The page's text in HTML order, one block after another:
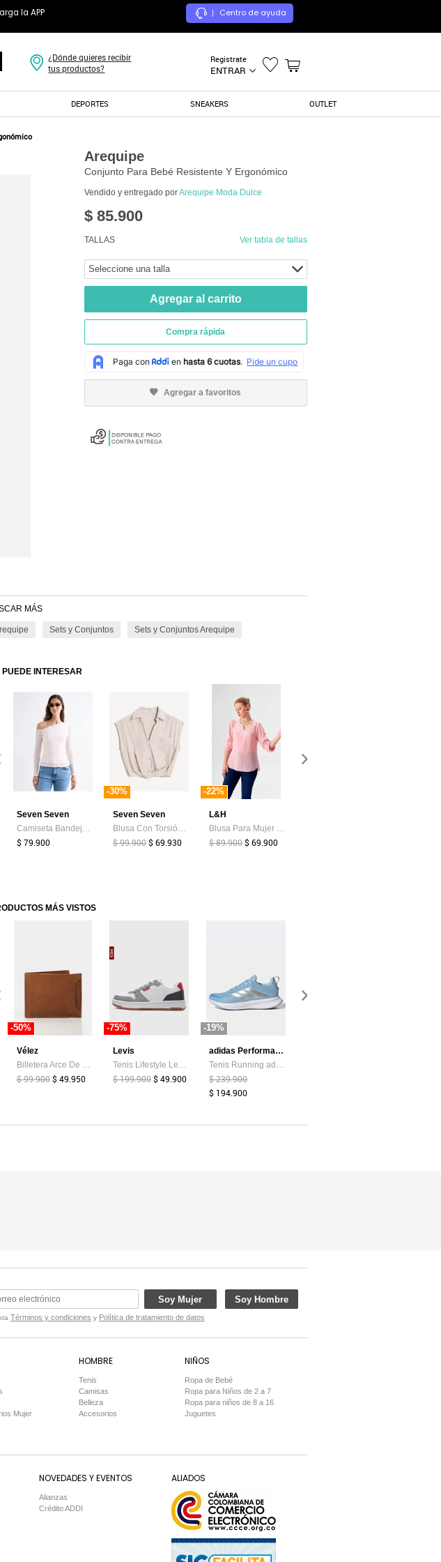
la APP | Centro de ayuda
Registrate
ENTRAR
¿Dónde quieres recibir
tus productos?
DEPORTES SNEAKERS OUTLET
Arequipe
Conjunto Para Bebé Resistente Y Ergonómico
Vendido y entregado porArequipe Moda Dulce
$ 85.900
TALLAS Ver tabla de tallas
Seleccione una talla
Agregar al carrito
Compra rápida
Agregar a favoritos
MÁS
Sets y Conjuntos Sets y Conjuntos Arequipe
PUEDE INTERESAR
Seven Seven
$ 79.900
-30%
Seven Seven
$ 99.900$ 69.930
-22%
L&H
$ 89.900$ 69.900
MÁS VISTOS
-50%
Vélez
$ 99.900 $ 49.950
-75%
Levis
$ 199.900$ 49.900
-19%
adidas Performance
$ 239.900
$ 194.900
Soy Mujer Soy Hombre
Términos y condiciones y Política de tratamiento de datos
Mujer
HOMBRE
Tenis
Camisas
Belleza
Accesorios
NIÑOS
Ropa de Bebé
Ropa para Niños de 2 a 7
Ropa para niños de 8 a 16
Juguetes
NOVEDADES Y EVENTOS
Alianzas
Crédito ADDI
ALIADOS